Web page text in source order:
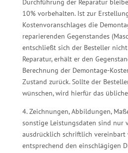
Durchführung der Reparatur
10% vorbehalten. Ist zur
Kostenvoranschlages die
reparierenden Gegenstandes
entschließt sich der Besteller
Reparatur, erhält er den
Berechnung der Demontage-
Zustand zurück. Sollte der
wünschen, wird hierfür das
4. Zeichnungen, Abbildungen,
sonstige Leistungsdaten sind nur
ausdrücklich schriftlich vereinbart
entsprechend den einschlägigen